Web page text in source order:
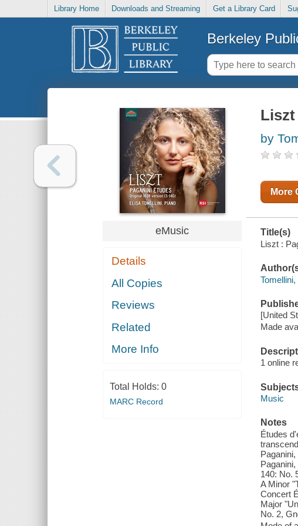
Library Home Downloads and Streaming Get a Library Card
Berkeley
eMusic
Details
All Copies
Reviews
Related
More Info
Total Holds: 0
MARC Record
Liszt
by
More
Title(s)
Liszt :
[United
Made
1 online
Music
Notes
Études
140: No.
A Minor
Concert
Major
No. 2,